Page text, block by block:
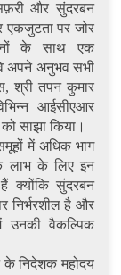
और सुंदरबन
एकजुटता पर जोर
के साथ एक
अपने अनुभव सभी
श्री तपन कुमार
आईसीएआर
साझा किया।
में अधिक भाग
लाभ के लिए इन
क्योंकि सुंदरबन
निर्भरशील है और
उनकी वैकल्पिक
के निदेशक महोदय